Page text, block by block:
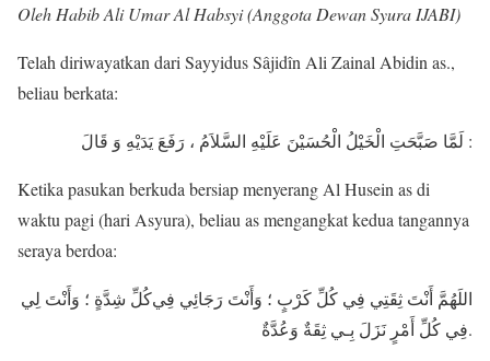
Oleh Habib Ali Umar Al Habsyi (Anggota Dewan Syura IJABI)
Telah diriwayatkan dari Sayyidus Sâjidîn Ali Zainal Abidin as.,
beliau berkata:
لَمَّا صَبَّحَتِ الْخَيْلُ الْحُسَيْنَ عَلَيْهِ السَّلاَمُ ، رَفَعَ يَدَيْهِ وَ قَالَ :
Ketika pasukan berkuda bersiap menyerang Al Husein as di
waktu pagi (hari Asyura), beliau as mengangkat kedua tangannya
seraya berdoa:
اللَهُمَّ أَنْتَ ثِقَتِي‌ فِي‌ كُلِّ كَرْبٍ ؛ وَأَنْتَ رَجَائِي‌ فِي‌كُلِّ شِدَّةٍ ؛ وَأَنْتَ لِي‌
فِي‌ كُلِّ أَمْرٍ نَزَلَ بِـي‌ ثِقَةٌ وَعُدَّةٌ.